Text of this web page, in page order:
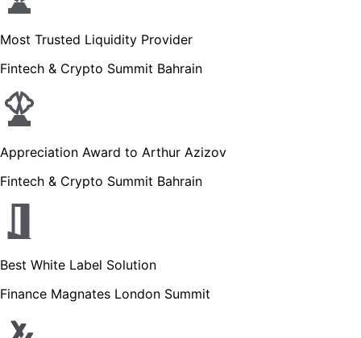
Most Trusted Liquidity Provider
Fintech & Crypto Summit Bahrain
Appreciation Award to Arthur Azizov
Fintech & Crypto Summit Bahrain
Best White Label Solution
Finance Magnates London Summit